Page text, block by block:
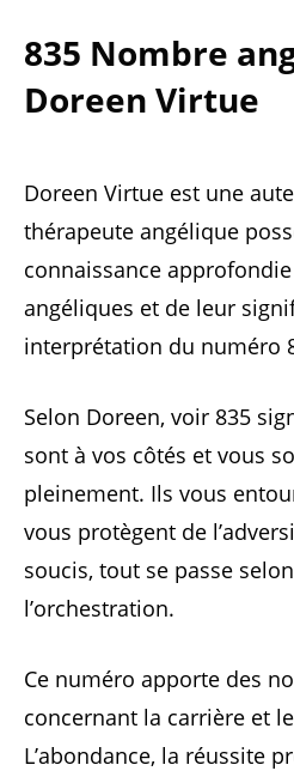
835 Nombre
Doreen Virtue
Doreen Virtue est une
thérapeute angélique
connaissance
angéliques et de leur
interprétation du numéro
Selon Doreen, voir 835
sont à vos côtés et vous
pleinement. Ils vous
vous protègent de
soucis, tout se passe
l’orchestration.
Ce numéro apporte des
concernant la carrière et
L’abondance, la réussite